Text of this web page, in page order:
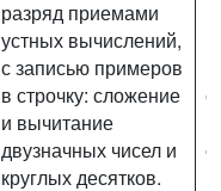
разряд приемами
устных вычислений,
с записью примеров
в строчку: сложение
и вычитание
двузначных чисел и
круглых десятков.